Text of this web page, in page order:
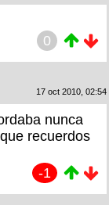
0
17 oct 2010, 02:54
nunca
recuerdos
-1